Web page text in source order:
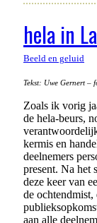
hela in
Beeld en geluid
Tekst: Uwe Gernert –
Zoals ik vorig
de hela-beurs,
kermis en
deelnemers
present. Na het
deze keer van
de ochtendmist,
aan alle